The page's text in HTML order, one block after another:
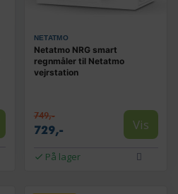
NETATMO
Netatmo NRG smart
regnmåler til Netatmo
vejrstation
749,-
729,- Vis
På lager